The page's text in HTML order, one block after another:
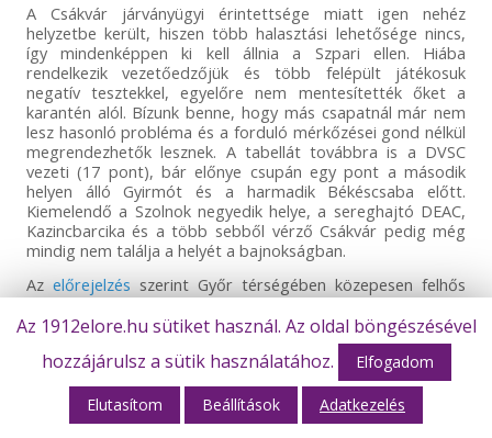
A Csákvár járványügyi érintettsége miatt igen nehéz
helyzetbe került, hiszen több halasztási lehetősége nincs,
így mindenképpen ki kell állnia a Szpari ellen. Hiába
rendelkezik vezetőedzőjük és több felépült játékosuk
negatív tesztekkel, egyelőre nem mentesítették őket a
karantén alól. Bízunk benne, hogy más csapatnál már nem
lesz hasonló probléma és a forduló mérkőzései gond nélkül
megrendezhetők lesznek. A tabellát továbbra is a DVSC
vezeti (17 pont), bár előnye csupán egy pont a második
helyen álló Gyirmót és a harmadik Békéscsaba előtt.
Kiemelendő a Szolnok negyedik helye, a sereghajtó DEAC,
Kazincbarcika és a több sebből vérző Csákvár pedig még
mindig nem találja a helyét a bajnokságban.
Az előrejelzés szerint Győr térségében közepesen felhős
időjárás várható, 30 Celsius fokos maximális
hőmérséklettel. ANapezen a napon pontosan 18:54 órakor
nyugszik, így a mérkőzést villanyfény mellett rendezik meg.
Arra buzdítjuk közönségünket, hogy amennyiben tehetik és
módjukban áll, idegenbe is kísérjék el a srácokat és
szurkolásukkal segítsék győzelemre csapatunkat!
Az 1912elore.hu sütiket használ. Az oldal böngészésével
hozzájárulsz a sütik használatához.
Elfogadom
Elutasítom Beállítások Adatkezelés